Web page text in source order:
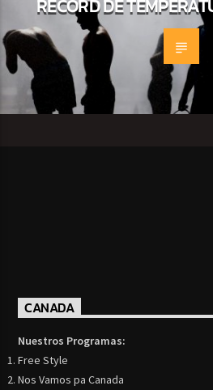
RÉCORD DE
CANADA
Nuestros Programas:
Free Style
Nos Vamos pa Canada